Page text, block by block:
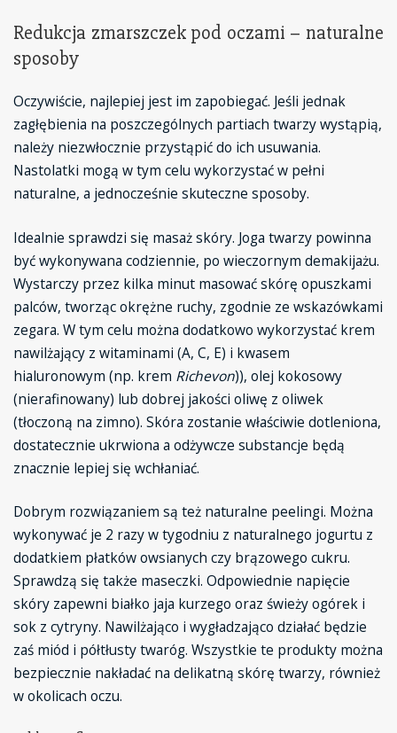
Redukcja zmarszczek pod oczami – naturalne
sposoby
Oczywiście, najlepiej jest im zapobiegać. Jeśli jednak
zagłębienia na poszczególnych partiach twarzy wystąpią,
należy niezwłocznie przystąpić do ich usuwania.
Nastolatki mogą w tym celu wykorzystać w pełni
naturalne, a jednocześnie skuteczne sposoby.
Idealnie sprawdzi się masaż skóry. Joga twarzy powinna
być wykonywana codziennie, po wieczornym demakijażu.
Wystarczy przez kilka minut masować skórę opuszkami
palców, tworząc okrężne ruchy, zgodnie ze wskazówkami
zegara. W tym celu można dodatkowo wykorzystać krem
nawilżający z witaminami (A, C, E) i kwasem
hialuronowym (np. krem Richevon)), olej kokosowy
(nierafinowany) lub dobrej jakości oliwę z oliwek
(tłoczoną na zimno). Skóra zostanie właściwie dotleniona,
dostatecznie ukrwiona a odżywcze substancje będą
znacznie lepiej się wchłaniać.
Dobrym rozwiązaniem są też naturalne peelingi. Można
wykonywać je 2 razy w tygodniu z naturalnego jogurtu z
dodatkiem płatków owsianych czy brązowego cukru.
Sprawdzą się także maseczki. Odpowiednie napięcie
skóry zapewni białko jaja kurzego oraz świeży ogórek i
sok z cytryny. Nawilżająco i wygładzająco działać będzie
zaś miód i półtłusty twaróg. Wszystkie te produkty można
bezpiecznie nakładać na delikatną skórę twarzy, również
w okolicach oczu.